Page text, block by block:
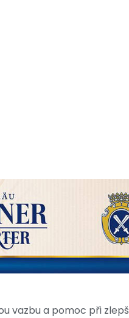
vazbu a pomoc při